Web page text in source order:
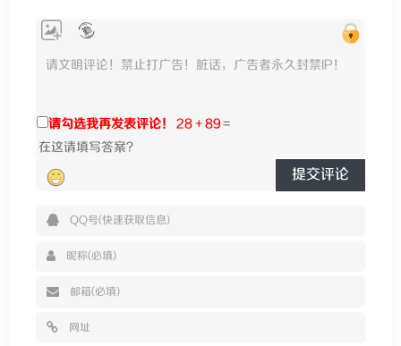
请勾选我再发表评论！ 28 + 89=
提交评论